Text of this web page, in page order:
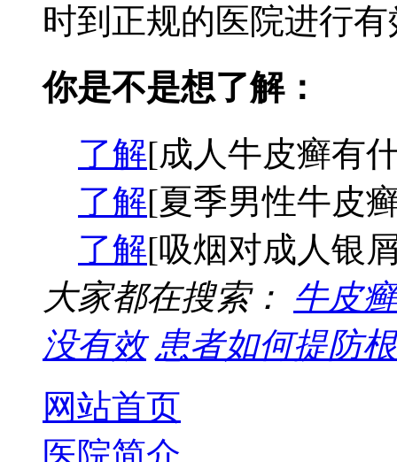
时到正规的医院进行
你是不是想了解：
了解[成人牛皮癣有
了解[夏季男性牛皮
了解[吸烟对成人银
大家都在搜索： 牛皮
没有效 患者如何提防
网站首页